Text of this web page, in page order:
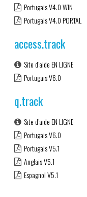
Portugais V4.0 WIN
Portugais V4.0 PORTAL
access.track
Site d’aide EN LIGNE
Portugais V6.0
q.track
Site d’aide EN LIGNE
Portugais V6.0
Portugais V5.1
Anglais V5.1
Espagnol V5.1